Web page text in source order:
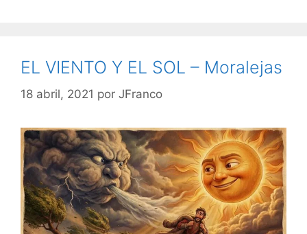
EL VIENTO Y EL SOL – Moralejas
18 abril, 2021 por JFranco